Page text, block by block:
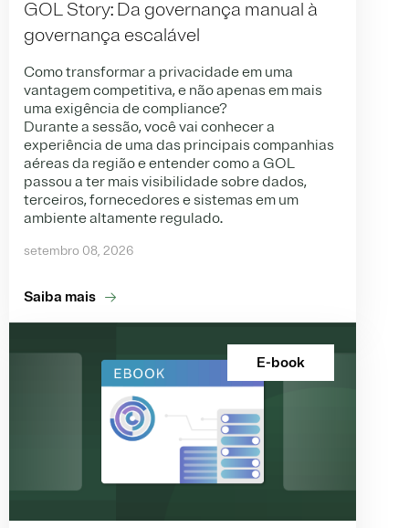
GOL Story: Da governança manual à
governança escalável
Como transformar a privacidade em uma
vantagem competitiva, e não apenas em mais
uma exigência de compliance?
Durante a sessão, você vai conhecer a
experiência de uma das principais companhias
aéreas da região e entender como a GOL
passou a ter mais visibilidade sobre dados,
terceiros, fornecedores e sistemas em um
ambiente altamente regulado.
setembro 08, 2026
Saiba mais
E-book